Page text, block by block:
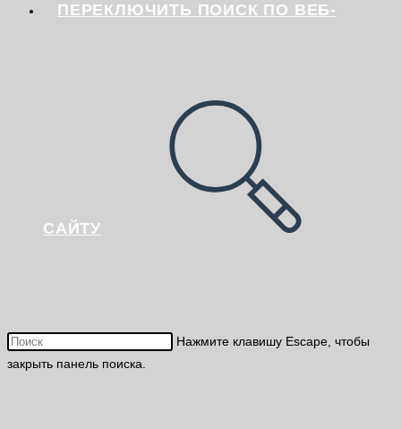
ПЕРЕКЛЮЧИТЬ ПОИСК ПО ВЕБ-
САЙТУ
Нажмите клавишу Escape, чтобы
закрыть панель поиска.